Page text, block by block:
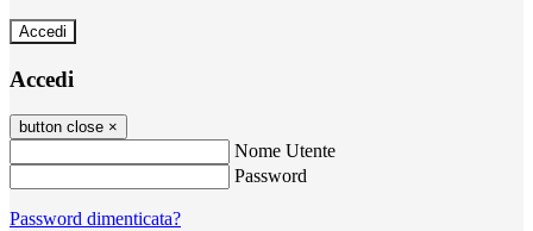
Accedi
Accedi
button close ×
Nome Utente
Password
Password dimenticata?